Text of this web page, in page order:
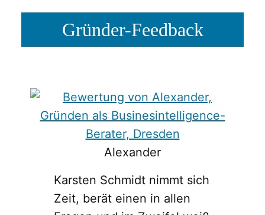
Gründer-Feedback
Alexander
Karsten Schmidt nimmt sich
Zeit, berät einen in allen